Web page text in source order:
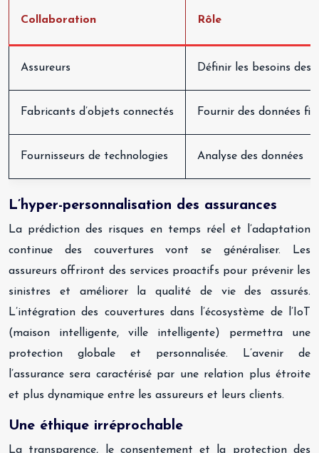
Collaboration Rôle
Assureurs Définir les besoins
Fabricants d’objets connectés Fournir des données
Fournisseurs de technologies Analyse des données
L’hyper-personnalisation des assurances
La prédiction des risques en temps réel et l’adaptation
continue des couvertures vont se généraliser. Les
assureurs offriront des services proactifs pour prévenir les
sinistres et améliorer la qualité de vie des assurés.
L’intégration des couvertures dans l’écosystème de l’IoT
(maison intelligente, ville intelligente) permettra une
protection globale et personnalisée. L’avenir de
l’assurance sera caractérisé par une relation plus étroite
et plus dynamique entre les assureurs et leurs clients.
Une éthique irréprochable
La transparence, le consentement et la protection des